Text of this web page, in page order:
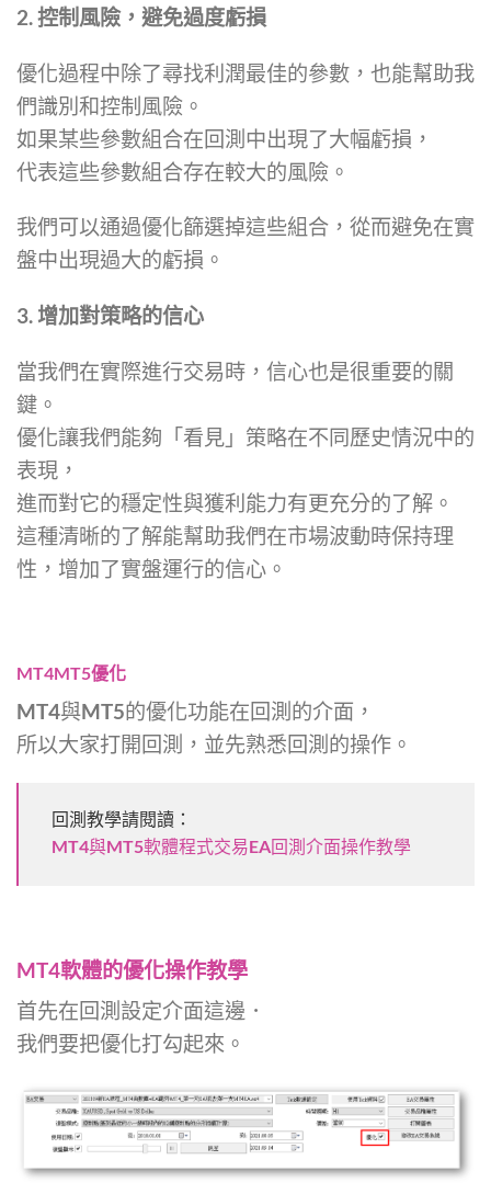
2. 控制風險，避免過度虧損
優化過程中除了尋找利潤最佳的參數，也能幫助我
們識別和控制風險。
如果某些參數組合在回測中出現了大幅虧損，
代表這些參數組合存在較大的風險。
我們可以通過優化篩選掉這些組合，從而避免在實
盤中出現過大的虧損。
3. 增加對策略的信心
當我們在實際進行交易時，信心也是很重要的關
鍵。
優化讓我們能夠「看見」策略在不同歷史情況中的
表現，
進而對它的穩定性與獲利能力有更充分的了解。
這種清晰的了解能幫助我們在市場波動時保持理
性， 增加了實盤運行的信心。
MT4MT5優化
MT4與MT5的優化功能在回測的介面，
所以大家打開回測，並先熟悉回測的操作。
回測教學請閱讀：
MT4與MT5軟體程式交易EA回測介面操作教學
MT4軟體的優化操作教學
首先在回測設定介面這邊．
我們要把優化打勾起來。